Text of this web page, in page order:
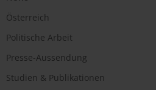
Österreich
Politische Arbeit
Presse-Aussendung
Studien & Publikationen